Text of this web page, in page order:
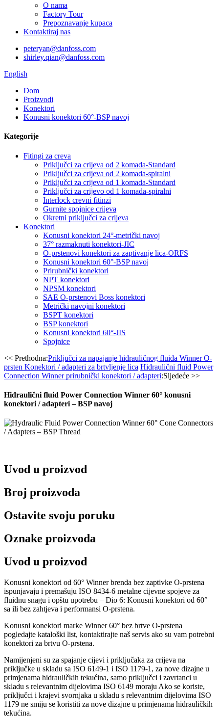
O nama
Factory Tour
Prepoznavanje kupaca
Kontaktiraj nas
peteryan@danfoss.com
shirley.qian@danfoss.com
English
Dom
Proizvodi
Konektori
Konusni konektori 60°-BSP navoj
Kategorije
Fitingi za creva
Priključci za crijeva od 2 komada-Standard
Priključci za crijeva od 2 komada-spiralni
Priključci za crijeva od 1 komada-Standard
Priključci za crijevo od 1 komada-spiralni
Interlock crevni fitinzi
Gurnite spojnice crijeva
Okretni priključci za crijeva
Konektori
Konusni konektori 24°-metrički navoj
37° razmaknuti konektori-JIC
O-prstenovi konektori za zaptivanje lica-ORFS
Konusni konektori 60°-BSP navoj
Prirubnički konektori
NPT konektori
NPSM konektori
SAE O-prstenovi Boss konektori
Metrički navojni konektori
BSPT konektori
BSP konektori
Konusni konektori 60°-JIS
Spojnice
<< Prethodna:Priključci za napajanje hidrauličnog fluida Winner O-
prsten Konektori / adapteri za brtvljenje lica Hidraulični fluid Power
Connection Winner prirubnički konektori / adapteri:Sljedeće >>
Hidraulični fluid Power Connection Winner 60° konusni
konektori / adapteri – BSP navoj
Uvod u proizvod
Broj proizvoda
Ostavite svoju poruku
Oznake proizvoda
Uvod u proizvod
Konusni konektori od 60° Winner brenda bez zaptivke O-prstena
ispunjavaju i premašuju ISO 8434-6 metalne cijevne spojeve za
fluidnu snagu i opštu upotrebu – Dio 6: Konusni konektori od 60°
sa ili bez zahtjeva i performansi O-prstena.
Konusni konektori marke Winner 60° bez brtve O-prstena
pogledajte kataloški list, kontaktirajte naš servis ako su vam potrebni
konektori za brtvu O-prstena.
Namijenjeni su za spajanje cijevi i priključaka za crijeva na
priključke u skladu sa ISO 6149-1 i ISO 1179-1, za nove dizajne u
primjenama hidrauličkih tekućina, samo priključci i zavrtanci u
skladu s relevantnim dijelovima ISO 6149 moraju Ako se koriste,
priključci i krajevi svornjaka u skladu s relevantnim dijelovima ISO
1179 ne smiju se koristiti za nove dizajne u primjenama hidrauličkih
tekućina.